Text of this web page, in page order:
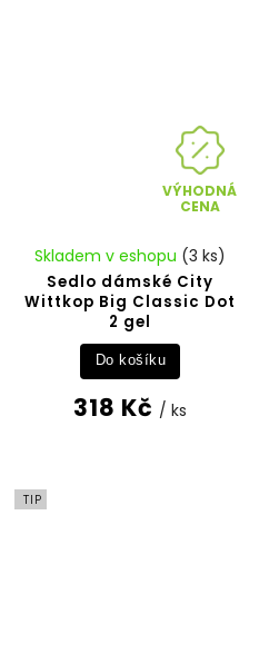
VÝHODNÁ
CENA
Sedlo dámské City
Wittkop Big Classic Dot
2 gel
Skladem v eshopu (3 ks)
318 Kč / ks
Do košíku
TIP